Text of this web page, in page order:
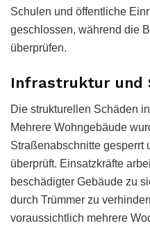
Schulen und öffentliche
geschlossen, während die
überprüfen.
Infrastruktur und
Die strukturellen Schäden
Mehrere Wohngebäude
Straßenabschnitte gesperrt
überprüft. Einsatzkräfte
beschädigter Gebäude zu
durch Trümmer zu
voraussichtlich mehrere